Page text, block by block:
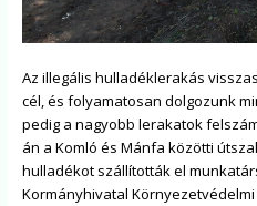
Az illegális hulladéklerakás
cél, és folyamatosan dolgozunk
pedig a nagyobb lerakatok
án a Komló és Mánfa közötti
hulladékot szállították el
Kormányhivatal